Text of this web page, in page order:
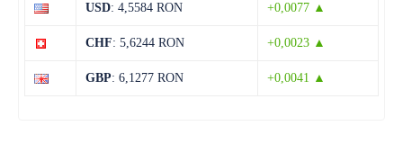
Miercuri
13 august
USD: 4,5584 RON +0,0077 ▲
CHF: 5,6244 RON +0,0023 ▲
GBP: 6,1277 RON +0,0041 ▲